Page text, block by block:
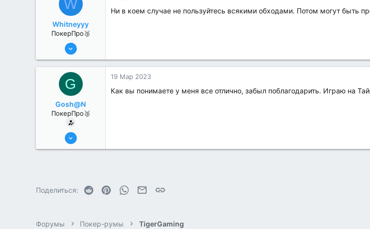
W
Whitneyyy
ПокерПро🥉
17 Авг 2022
2
Ни в коем случае не пользуйтесь всякими обходами. Потом могут быть
G
Gosh@N
ПокерПро🥉
17 Авг 2022
19 Мар 2023
Как вы понимаете у меня все отлично, забыл поблагодарить. Играю на
Поделиться: Reddit PinterestWhatsAppЭлектронная почта
Форумы Покер-румы TigerGaming